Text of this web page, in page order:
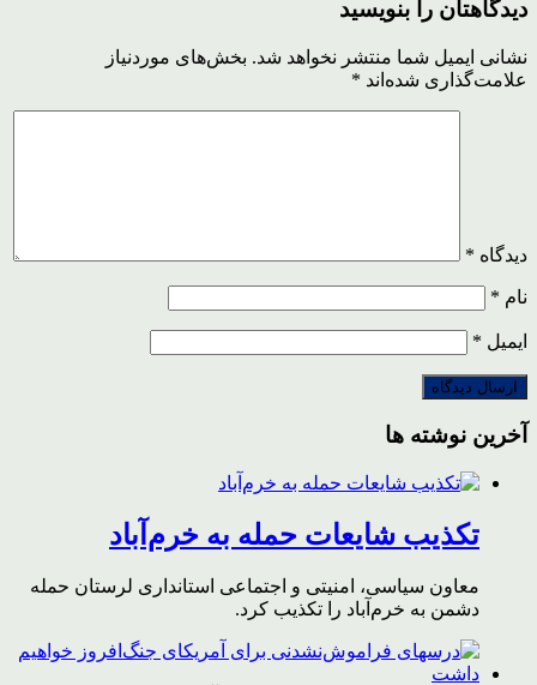
دیدگاهتان را بنویسید
نشانی ایمیل شما منتشر نخواهد شد. بخش‌های موردنیاز
علامت‌گذاری شده‌اند *
دیدگاه *
نام *
ایمیل *
آخرین نوشته ها
تکذیب شایعات حمله به خرم‌آباد
معاون سیاسی، امنیتی و اجتماعی استانداری لرستان حمله
دشمن به خرم‌آباد را تکذیب کرد.